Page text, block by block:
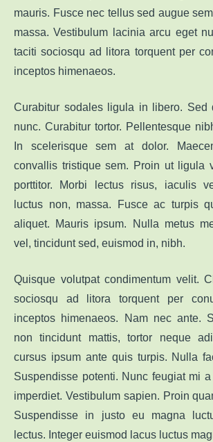
mauris. Fusce nec tellus sed augue
massa. Vestibulum lacinia arcu eget
taciti sociosqu ad litora torquent per
inceptos himenaeos.
Curabitur sodales ligula in libero. Sed
nunc. Curabitur tortor. Pellentesque
In scelerisque sem at dolor.
convallis tristique sem. Proin ut ligula
porttitor. Morbi lectus risus, iaculis
luctus non, massa. Fusce ac turpis
aliquet. Mauris ipsum. Nulla metus
vel, tincidunt sed, euismod in, nibh.
Quisque volutpat condimentum velit.
sociosqu ad litora torquent per
inceptos himenaeos. Nam nec ante.
non tincidunt mattis, tortor neque
cursus ipsum ante quis turpis. Nulla
Suspendisse potenti. Nunc feugiat mi
imperdiet. Vestibulum sapien. Proin
Suspendisse in justo eu magna
lectus. Integer euismod lacus luctus